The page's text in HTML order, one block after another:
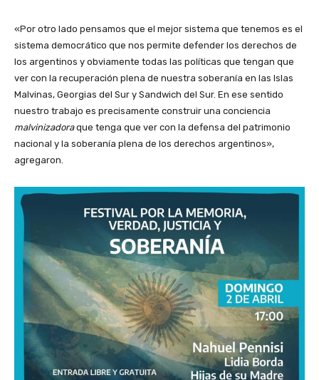
«Por otro lado pensamos que el mejor sistema que tenemos es el
sistema democrático que nos permite defender los derechos de
los argentinos y obviamente todas las políticas que tengan que
ver con la recuperación plena de nuestra soberanía en las Islas
Malvinas, Georgias del Sur y Sandwich del Sur. En ese sentido
nuestro trabajo es precisamente construir una conciencia
malvinizadoraque tenga que ver con la defensa del patrimonio
nacional y la soberanía plena de los derechos argentinos»,
agregaron.